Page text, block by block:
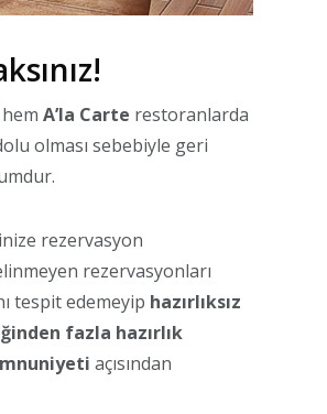
A’la Carte restoranlarda
olması sebebiyle geri
rezervasyon
rezervasyonları
tespit edemeyip hazırlıksız
fazla hazırlık
açısından